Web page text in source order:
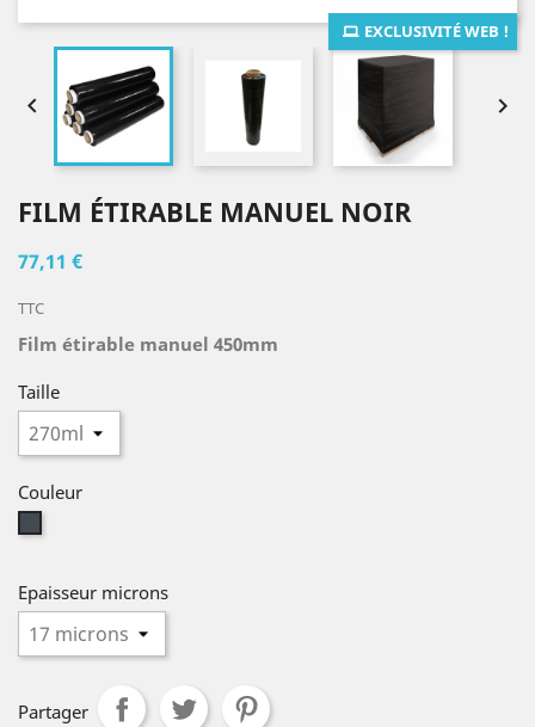
EXCLUSIVITÉ WEB !
 
FILM ÉTIRABLE MANUEL NOIR
77,11 €
TTC
Film étirable manuel 450mm
Taille
Couleur
Epaisseur microns
Partager